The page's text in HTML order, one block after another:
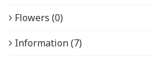
Flowers (0)
Information (7)